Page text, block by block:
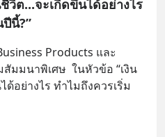
วิต...จะเกิดขึ้นได้อย่างไร
นี้?”
Products และ
มมนาพิเศษ  ในหัวข้อ “เงิน
อย่างไร ทำไมถึงควรเริ่ม